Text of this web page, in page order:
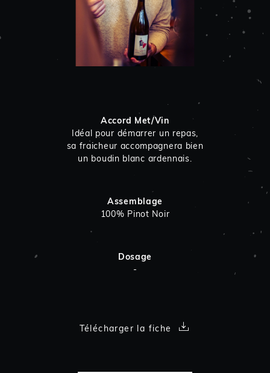
Accord Met/Vin
Idéal pour démarrer un repas,
sa fraicheur accompagnera bien
un boudin blanc ardennais.
Assemblage
100% Pinot Noir
Dosage
-
Télécharger la fiche